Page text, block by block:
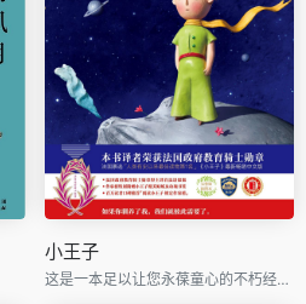
小王子
这是一本足以让您永葆童心的不朽经典，被全球亿万读者誉为人生必读书。